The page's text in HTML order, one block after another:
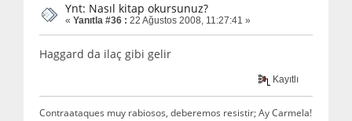
Ynt: Nasıl kitap okursunuz?
« Yanıtla #36 : 22 Ağustos 2008, 11:27:41 »
Haggard da ilaç gibi gelir
Kayıtlı
Contraataques muy rabiosos, deberemos resistir; Ay Carmela!